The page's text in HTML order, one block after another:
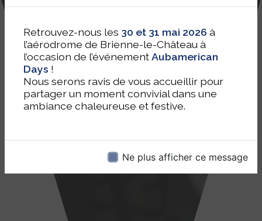
Retrouvez-nous les 30 et 31 mai 2026 à
l’aérodrome de Brienne-le-Château à
l’occasion de l’événementAubamerican
Days !
Nous serons ravis de vous accueillir pour
partager un moment convivial dans une
ambiance chaleureuse et festive.
Ne plus afficher ce message